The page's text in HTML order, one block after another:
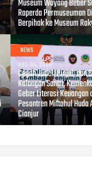
Museum Wayang Beber
Raperda Permuseuman
Berpihak ke Museum
NEWS
AUG 04, 2026
Cegah Judol, Pinjol, dan
Kalangan Santri,
Geber Literasi Keuangan
Pesantren Miftahul Huda
Cianjur